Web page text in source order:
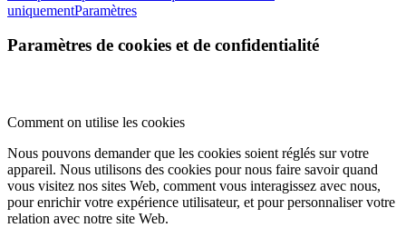
uniquementParamètres
Paramètres de cookies et de confidentialité
Comment on utilise les cookies
Nous pouvons demander que les cookies soient réglés sur votre
appareil. Nous utilisons des cookies pour nous faire savoir quand
vous visitez nos sites Web, comment vous interagissez avec nous,
pour enrichir votre expérience utilisateur, et pour personnaliser votre
relation avec notre site Web.